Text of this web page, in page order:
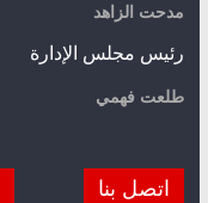
مدحت الزاهد
رئيس مجلس الإدارة
طلعت فهمي
اتصل بنا